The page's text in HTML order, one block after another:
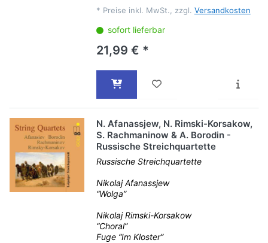
* Preise inkl. MwSt., zzgl. Versandkosten
sofort lieferbar
21,99 € *
N. Afanassjew, N. Rimski-Korsakow,
S. Rachmaninow & A. Borodin -
Russische Streichquartette
Russische Streichquartette
Nikolaj Afanassjew
“Wolga”
Nikolaj Rimski-Korsakow
“Choral”
Fuge “Im Kloster”